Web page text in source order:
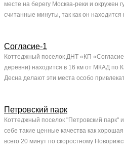
месте на берегу Москва-реки и окружен
считанные минуты, так как он
Согласие-1
Коттеджный поселок ДНТ «КП
деревни) находится в 16 км от МКАД по
Десна делают эти места особо
Петровский парк
Коттеджный поселок "Петровский парк"
себе такие ценные качества как
всего 20 минут по скоростному